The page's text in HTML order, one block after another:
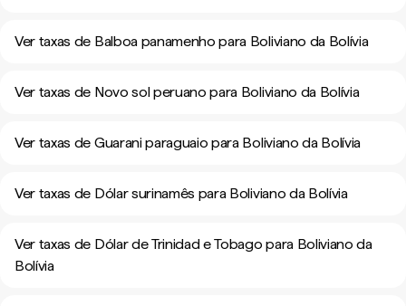
Ver taxas de Balboa panamenho para Boliviano da Bolívia
Ver taxas de Novo sol peruano para Boliviano da Bolívia
Ver taxas de Guarani paraguaio para Boliviano da Bolívia
Ver taxas de Dólar surinamês para Boliviano da Bolívia
Ver taxas de Dólar de Trinidad e Tobago para Boliviano da
Bolívia